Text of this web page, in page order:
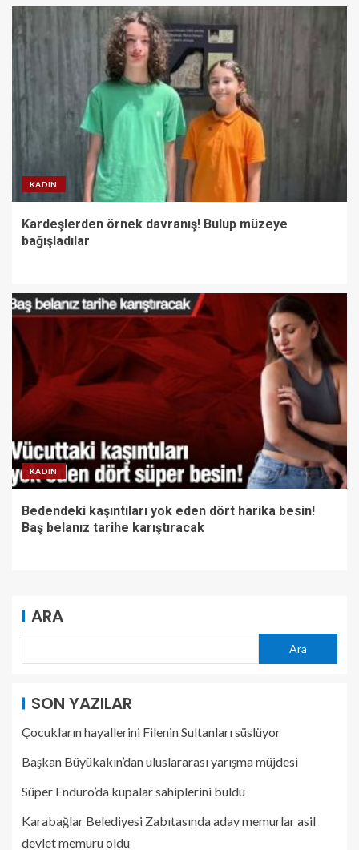
KADIN
Kardeşlerden örnek davranış! Bulup müzeye
bağışladılar
KADIN
Bedendeki kaşıntıları yok eden dört harika besin!
Baş belanız tarihe karıştıracak
ARA
Ara
SON YAZILAR
Çocukların hayallerini Filenin Sultanları süslüyor
Başkan Büyükakın’dan uluslararası yarışma müjdesi
Süper Enduro’da kupalar sahiplerini buldu
Karabağlar Belediyesi Zabıtasında aday memurlar asil
devlet memuru oldu